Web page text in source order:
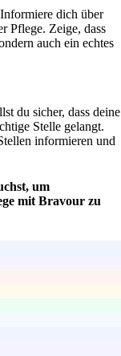
dich über
Pflege. Zeige, dass
auch ein echtes
du sicher, dass deine
Stelle gelangt.
informieren und
um
mit Bravour zu